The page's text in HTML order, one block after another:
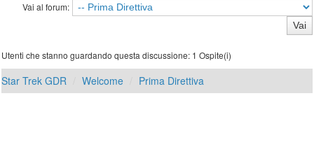
Vai al forum:
Utenti che stanno guardando questa discussione: 1 Ospite(i)
Star Trek GDR Welcome Prima Direttiva